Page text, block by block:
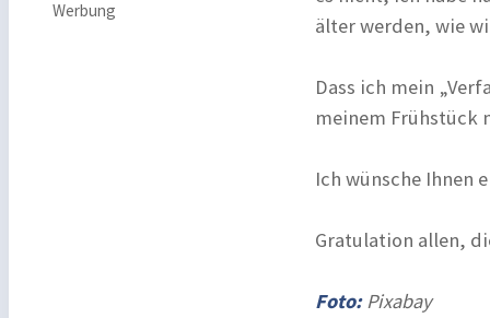
Werbung
älter werden, wie
Dass ich mein
meinem Frühstück
Ich wünsche Ihnen
Gratulation allen,
Foto:Pixabay